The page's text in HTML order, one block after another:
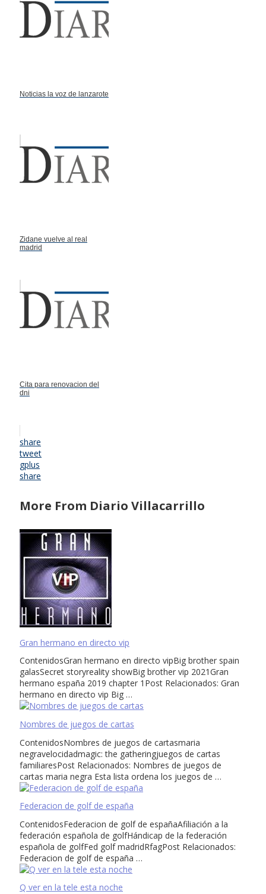
Noticias la voz de lanzarote
Zidane vuelve al real
madrid
Cita para renovacion del
dni
share
tweet
gplus
share
More From Diario Villacarrillo
Gran hermano en directo vip
ContenidosGran hermano en directo vipBig brother spain
galasSecret storyreality showBig brother vip 2021Gran
hermano españa 2019 chapter 1Post Relacionados: Gran
hermano en directo vip Big …
Nombres de juegos de cartas
ContenidosNombres de juegos de cartasmaria
negravelocidadmagic: the gatheringjuegos de cartas
familiaresPost Relacionados: Nombres de juegos de
cartas maria negra Esta lista ordena los juegos de …
Federacion de golf de españa
ContenidosFederacion de golf de españaAfiliación a la
federación española de golfHándicap de la federación
española de golfFed golf madridRfagPost Relacionados:
Federacion de golf de españa …
Q ver en la tele esta noche